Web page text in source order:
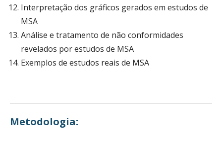
Interpretação dos gráficos gerados em estudos de
MSA
Análise e tratamento de não conformidades
revelados por estudos de MSA
Exemplos de estudos reais de MSA
Metodologia: